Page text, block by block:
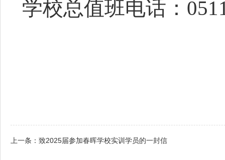
学校总值班电话： 051
上一条： 致2025届参加春晖学校实训学员的一封信